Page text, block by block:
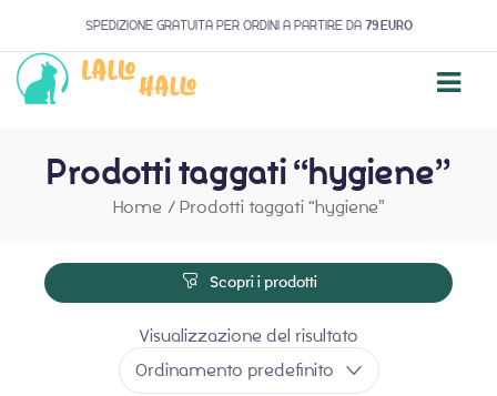
SPEDIZIONE GRATUITA PER ORDINI A PARTIRE DA 79 EURO
Prodotti taggati “hygiene”
Home / Prodotti taggati “hygiene”
Scopri i prodotti
Visualizzazione del risultato
Ordinamento predefinito